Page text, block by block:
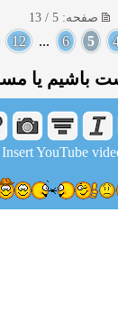
صفحه: 5 / 13
5
6
...
12
باشیم یا